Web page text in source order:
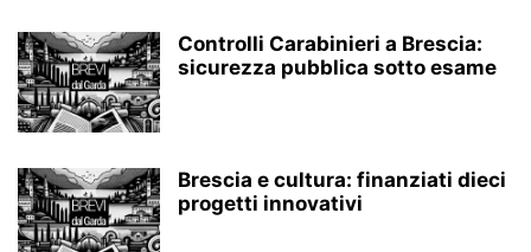
Controlli Carabinieri a Brescia:
sicurezza pubblica sotto esame
Brescia e cultura: finanziati dieci
progetti innovativi